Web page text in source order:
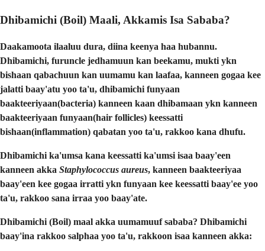
Dhibamichi (Boil) Maali, Akkamis Isa Sababa?
Daakamoota ilaaluu dura, diina keenya haa hubannu.
Dhibamichi, furuncle jedhamuun kan beekamu, mukti ykn
bishaan qabachuun kan uumamu kan laafaa, kanneen gogaa kee
jalatti baay'atu yoo ta'u, dhibamichi funyaan
baakteeriyaan(bacteria) kanneen kaan dhibamaan ykn kanneen
baakteeriyaan funyaan(hair follicles) keessatti
bishaan(inflammation) qabatan yoo ta'u, rakkoo kana dhufu.
Dhibamichi ka'umsa kana keessatti ka'umsi isaa baay'een
kanneen akka Staphylococcus aureus, kanneen baakteeriyaa
baay'een kee gogaa irratti ykn funyaan kee keessatti baay'ee yoo
ta'u, rakkoo sana irraa yoo baay'ate.
Dhibamichi (Boil) maal akka uumamuuf sababa? Dhibamichi
baay'ina rakkoo salphaa yoo ta'u, rakkoon isaa kanneen akka: